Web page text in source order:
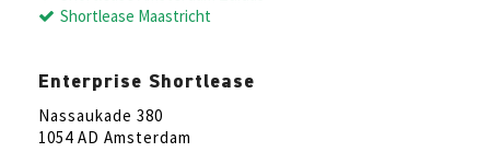
Shortlease Maastricht
Enterprise Shortlease
Nassaukade 380
1054 AD Amsterdam